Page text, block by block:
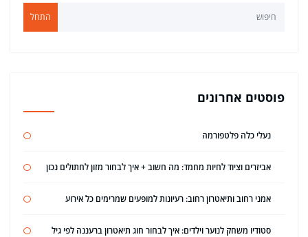
התחל
פוסטים אחרונים
נעלי כלה פלטפורמה
אביזרים וציוד לחיות מחמד: מה חשוב + איך לבחור מזון לחתולים נכון
אמני רחוב ותיאטרון רחוב: רעיונות למופעים שמרימים כל אירוע
סטודיו משחק לנוער וילדים: איך לבחור חוג תיאטרון ברעננה לפי גיל